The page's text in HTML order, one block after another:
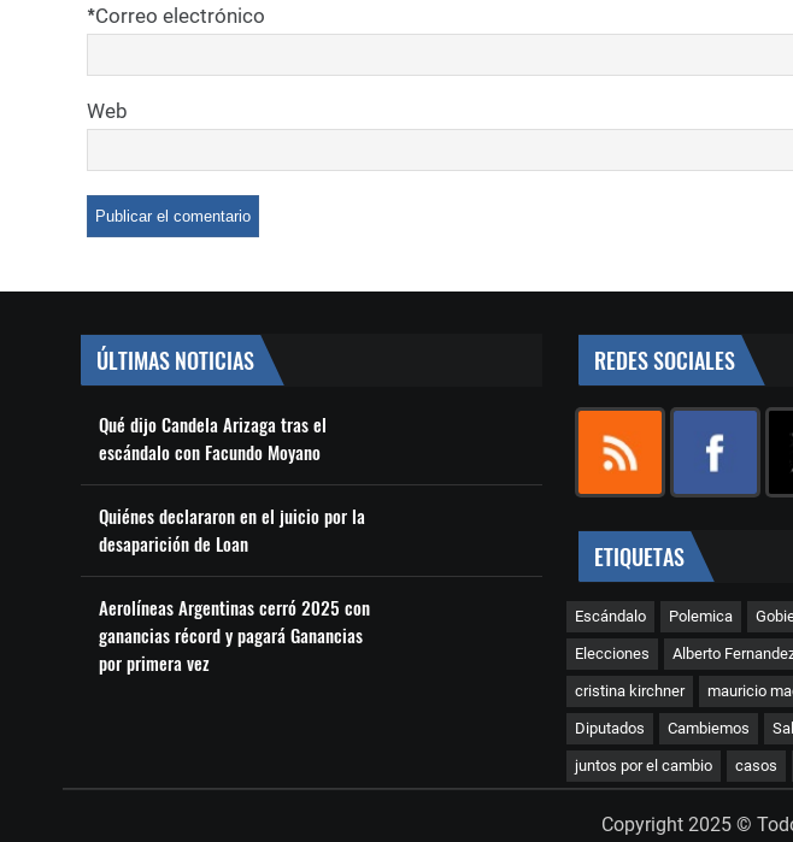
Correo electrónico
*
Web
ÚLTIMAS NOTICIAS
Qué dijo Candela Arizaga tras el
escándalo con Facundo Moyano
Quiénes declararon en el juicio por la
desaparición de Loan
Aerolíneas Argentinas cerró 2025 con
ganancias récord y pagará Ganancias
por primera vez
REDES SOCIALES
ETIQUETAS
Escándalo Polemica
Elecciones Alberto
cristina kirchner mauricio
Diputados Cambiemos
juntos por el cambio casos
Copyright 2025 ©